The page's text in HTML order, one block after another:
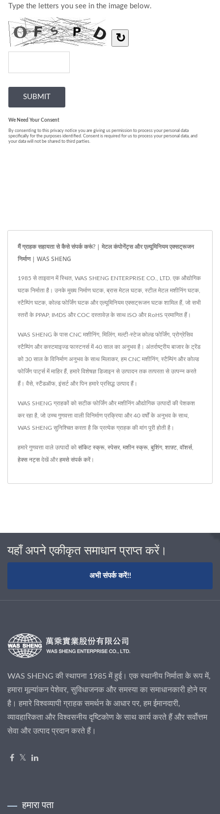
मैं ग्राहक सहायता से कैसे संपर्क करूं? | मेटल कंपोनेंट्स और एल्यूमिनियम एक्सट्रूजन
निर्माण | WAS SHENG
1985 से ताइवान में स्थित, WAS SHENG ENTERPRISE CO., LTD. एक औद्योगिक
घटक निर्माता है। उनके मुख्य निर्माण घटक, ब्रास मेटल घटक, स्टील मेटल मशीनिंग घटक,
स्टैम्पिंग घटक, कोल्ड फोर्जिंग घटक और एल्यूमिनियम एक्सट्रूजन घटक शामिल हैं, जो सभी
स्तरों के PPAP, IMDS और COC दस्तावेज़ के साथ ISO और RoHS प्रमाणित हैं।
WAS SHENG के पास CNC मशीनिंग, मिलिंग, मल्टी-स्टेज कोल्ड फोर्जिंग, प्रोग्रेसिव
स्टैम्पिंग और कस्टमाइज्ड फास्टनर्स में 40 साल का अनुभव है। अंतर्राष्ट्रीय बाजार के ट्रेंड
को 30 साल के विनिर्माण अनुभव के साथ मिलाकर, हम CNC मशीनिंग, स्टैम्पिंग और कोल्ड
फोर्जिंग पार्ट्स में माहिर हैं, हमारे विशेषज्ञ डिजाइन से उत्पादन तक तत्परता से उत्पन्न करते
हैं। वैसे, स्टैंडऑफ, इंसर्ट और पिन हमारे प्रसिद्ध उत्पाद हैं।
WAS SHENG ग्राहकों को सटीक फोर्जिंग और मशीनिंग औद्योगिक उत्पादों की पेशकश
कर रहा है, जो उच्च गुणवत्ता वाली विनिर्माण प्रक्रिया और 40 वर्षों के अनुभव के साथ,
WAS SHENG सुनिश्चित करता है कि प्रत्येक ग्राहक की मांग पूरी होती है।
हमारे गुणवत्ता वाले उत्पादों को सॉकेट स्क्रू स्पेसर, मशीन स्क्रू बुशिंग, शाफ़्ट वॉशर्स
हेक्स नट्स देखें औरहमसे संपर्क करें।
यहाँ अपने एकीकृत समाधान प्राप्त करें।
अभी संपर्क करें!!
WAS SHENG की स्थापना 1985 में हुई। एक स्थानीय निर्माता के रूप में,
हमारा मूल्यांकन पेशेवर, सुविधाजनक और समस्या का समाधानकारी होने पर
है। हमारे विश्वव्यापी ग्राहक समर्थन के आधार पर, हम ईमानदारी,
व्यावहारिकता और विश्वसनीय दृष्टिकोण के साथ कार्य करते हैं और सर्वोत्तम
सेवा और उत्पाद प्रदान करते हैं।
हमारा पता